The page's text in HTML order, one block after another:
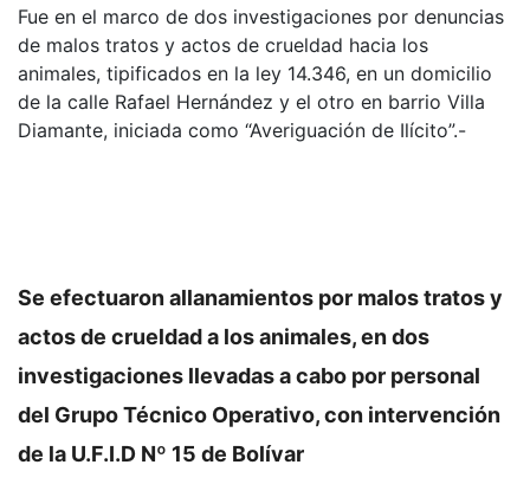
Fue en el marco de dos investigaciones por denuncias
de malos tratos y actos de crueldad hacia los
animales, tipificados en la ley 14.346, en un domicilio
de la calle Rafael Hernández y el otro en barrio Villa
Diamante, iniciada como “Averiguación de Ilícito”.-
Se efectuaron allanamientos por malos tratos y
actos de crueldad a los animales, en dos
investigaciones llevadas a cabo por personal
del Grupo Técnico Operativo, con intervención
de la U.F.I.D Nº 15 de Bolívar